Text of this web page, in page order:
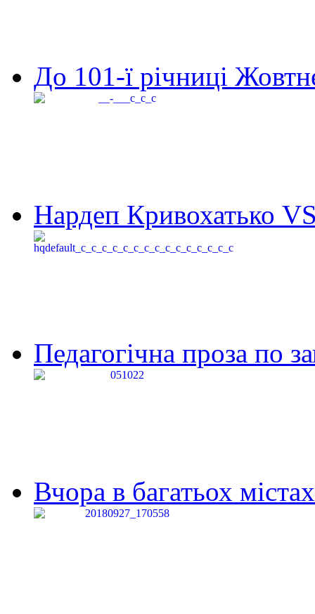
До 101-ї річниці
Нардеп Кривохатько
Педагогічна проза по
Вчора в багатьох